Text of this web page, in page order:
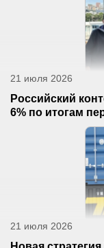
21 июля 2026
Российский
6% по итогам
21 июля 2026